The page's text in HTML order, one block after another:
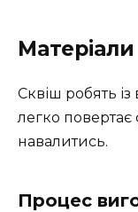
Сквіш робять
легко повертає
навалитись.
Процес